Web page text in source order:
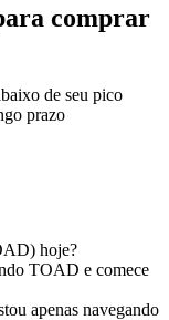
comprar
de seu pico
prazo
hoje?
TOAD e comece
apenas navegando